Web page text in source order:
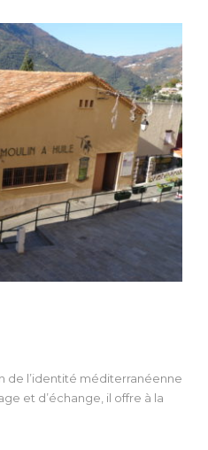
de l’identité méditerranéenne
et d’échange, il offre à la